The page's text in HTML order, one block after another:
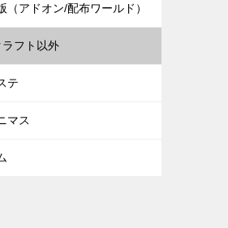
（アドオン/配布ワールド）
フト以外
テ
マス